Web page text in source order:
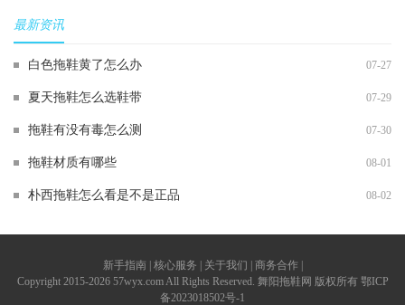
最新资讯
白色拖鞋黄了怎么办 07-27
夏天拖鞋怎么选鞋带 07-29
拖鞋有没有毒怎么测 07-30
拖鞋材质有哪些 08-01
朴西拖鞋怎么看是不是正品 08-02
新手指南 | 核心服务 | 关于我们 | 商务合作 |
Copyright 2015-2026 57wyx.com All Rights Reserved. 舞阳拖鞋网 版权所有 鄂ICP
备2023018502号-1